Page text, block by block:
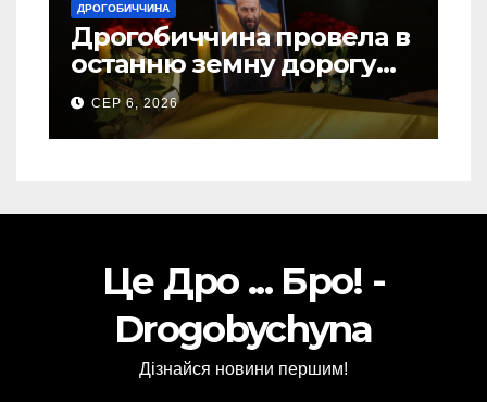
ДРОГОБИЧЧИНА
Дрогобиччина провела в
останню земну дорогу
свого Захисника – Олега
Торського
СЕР 6, 2026
Це Дро ... Бро! -
Drogobychyna
Дізнайся новини першим!